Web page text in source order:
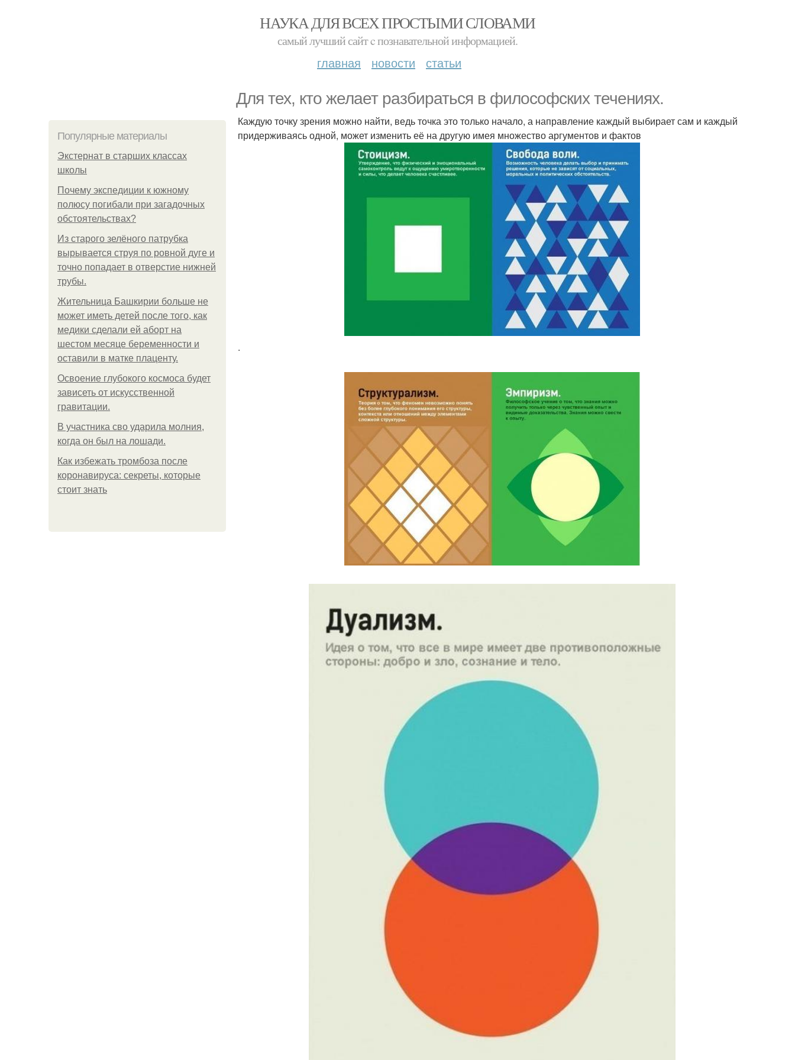
НАУКА ДЛЯ ВСЕХ ПРОСТЫМИ СЛОВАМИ
самый лучший сайт c познавательной информацией.
главная новости статьи
Для тех, кто желает разбираться в философских течениях.
Популярные материалы
Экстернат в старших классах
школы
Почему экспедиции к южному
полюсу погибали при загадочных
обстоятельствах?
Из старого зелёного патрубка
вырывается струя по ровной дуге и
точно попадает в отверстие нижней
трубы.
Жительница Башкирии больше не
может иметь детей после того, как
медики сделали ей аборт на
шестом месяце беременности и
оставили в матке плаценту.
Освоение глубокого космоса будет
зависеть от искусственной
гравитации.
В участника сво ударила молния,
когда он был на лошади.
Как избежать тромбоза после
коронавируса: секреты, которые
стоит знать
Каждую точку зрения можно найти, ведь точка это только начало, а направление каждый выбирает сам и каждый
придерживаясь одной, может изменить её на другую имея множество аргументов и фактов
.